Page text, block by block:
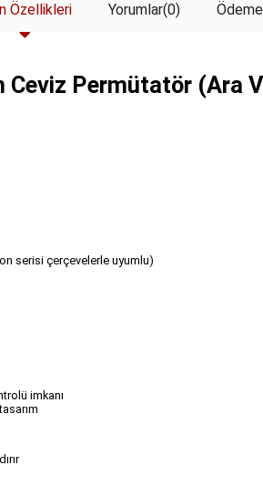
Özellikleri Yorumlar(0)
Ceviz Permütatör (Ara
serisi çerçevelerle uyumlu)
imkanı